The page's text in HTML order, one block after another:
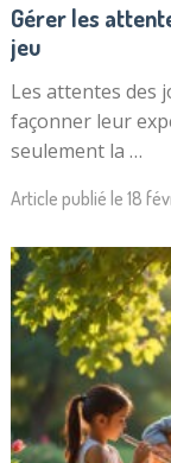
Gérer les
jeu
Les attentes des
façonner leur
seulement la …
Article publié le 18